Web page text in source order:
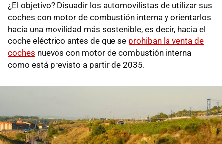
¿El objetivo? Disuadir los automovilistas de utilizar sus
coches con motor de combustión interna y orientarlos
hacia una movilidad más sostenible, es decir, hacia el
coche eléctrico antes de que se prohiban la venta de
coches nuevos con motor de combustión interna
como está previsto a partir de 2035.